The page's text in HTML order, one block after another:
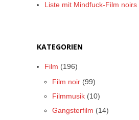
Liste mit Mindfuck-Film noirs
KATEGORIEN
Film (196)
Film noir (99)
Filmmusik (10)
Gangsterfilm (14)